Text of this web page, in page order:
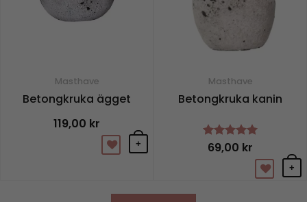
Masthave
Betongkruka ägget
119,00 kr
+
Masthave
Betongkruka kanin
Betygsatt5
69,00 kr
+